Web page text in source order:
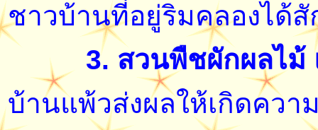
ชาวบ้านที่อยู่ริมคลองได้สั
3. สวนพืชผักผลไ
บ้านแพ้วส่งผลให้เกิดควา